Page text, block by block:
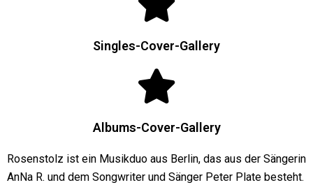
Singles-Cover-Gallery
Albums-Cover-Gallery
Rosenstolz ist ein Musikduo aus Berlin, das aus der Sängerin
AnNa R. und dem Songwriter und Sänger Peter Plate besteht.